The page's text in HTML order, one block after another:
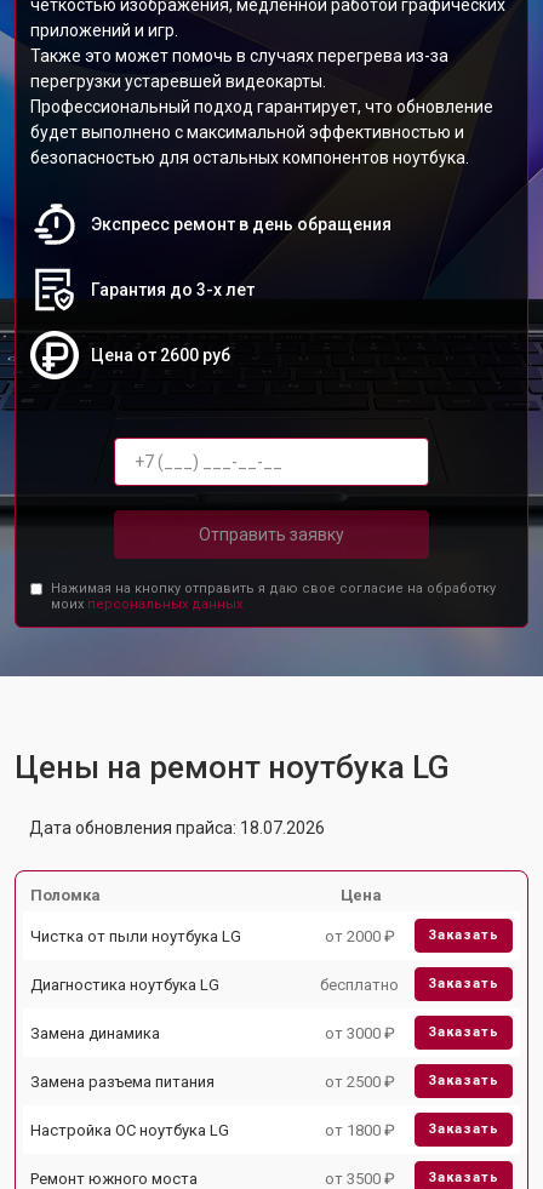
четкостью изображения, медленной работой графических
приложений и игр.
Также это может помочь в случаях перегрева из-за
перегрузки устаревшей видеокарты.
Профессиональный подход гарантирует, что обновление
будет выполнено с максимальной эффективностью и
безопасностью для остальных компонентов ноутбука.
Экспресс ремонт в день обращения
Гарантия до 3-х лет
Цена от 2600 руб
Отправить заявку
Нажимая на кнопку отправить я даю свое согласие на обработку
моих персональных данных.
Цены на ремонт ноутбука LG
Дата обновления прайса: 18.07.2026
Поломка Цена
Чистка от пыли ноутбука LG от 2000 ₽ Заказать
Диагностика ноутбука LG бесплатно Заказать
Замена динамика от 3000 ₽ Заказать
Замена разъема питания от 2500 ₽ Заказать
Настройка ОС ноутбука LG от 1800 ₽ Заказать
Ремонт южного моста от 3500 ₽ Заказать